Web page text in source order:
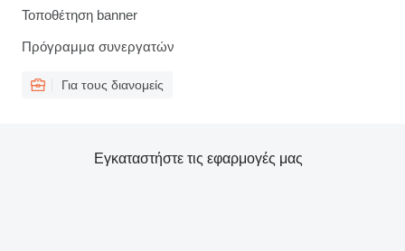
Τοποθέτηση banner
Πρόγραμμα συνεργατών
Για τους διανομείς
Εγκαταστήστε τις εφαρμογές μας